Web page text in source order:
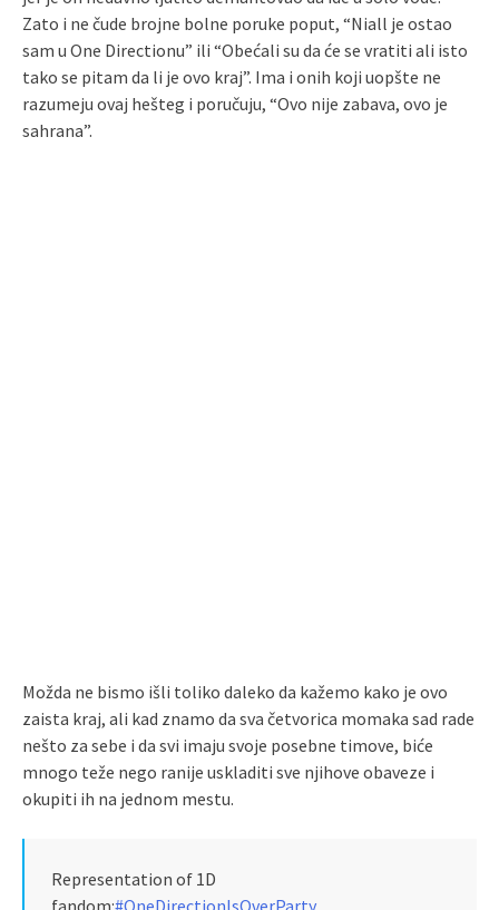
Zato i ne čude brojne bolne poruke poput, “Niall je ostao
sam u One Directionu” ili “Obećali su da će se vratiti ali isto
tako se pitam da li je ovo kraj”. Ima i onih koji uopšte ne
razumeju ovaj hešteg i poručuju, “Ovo nije zabava, ovo je
sahrana”.
Možda ne bismo išli toliko daleko da kažemo kako je ovo
zaista kraj, ali kad znamo da sva četvorica momaka sad rade
nešto za sebe i da svi imaju svoje posebne timove, biće
mnogo teže nego ranije uskladiti sve njihove obaveze i
okupiti ih na jednom mestu.
Representation of 1D
fandom:#OneDirectionIsOverParty